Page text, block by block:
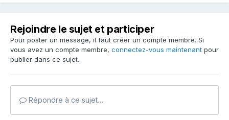
Rejoindre le sujet et participer
Pour poster un message, il faut créer un compte membre. Si
vous avez un compte membre, connectez-vous maintenant pour
publier dans ce sujet.
Répondre à ce sujet…